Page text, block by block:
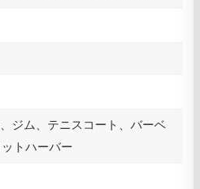
ジム、テニスコート、バーベ
トハーバー